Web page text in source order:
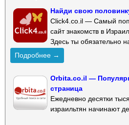
Найди свою
Click4.co.il — Самый
сайт знакомств в
Здесь ты обязательно
Подробнее →
Orbita.co.il —
страница
Ежедневно десятки
израильтян начинают